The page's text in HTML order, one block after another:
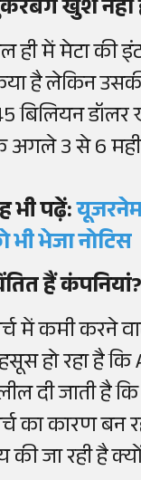
खुश नहीं
ही में मेटा की
है लेकिन
बिलियन
अगले 3 से 6
भी पढ़ें:
भी भेजा नोटिस
हैं कंपनियां?
में कमी करने
हो रहा है कि
दी जाती है
का कारण बन
की जा रही है